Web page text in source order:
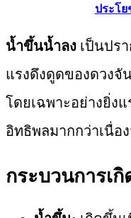
ประโ
น้ำขึ้นน้ำลงเป็นปร
แรงดึงดูดของดวง
โดยเฉพาะอย่างยิ่ง
อิทธิพลมากกว่าเนื่อ
กระบวนการเ